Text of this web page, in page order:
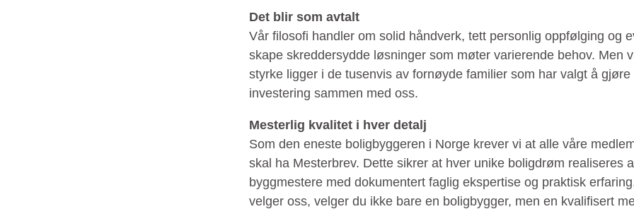
Det blir som avtalt
Vår filosofi handler om solid håndverk, tett personlig oppfølging og
skape skreddersydde løsninger som møter varierende behov. Men
styrke ligger i de tusenvis av fornøyde familier som har valgt å gjøre
investering sammen med oss.
Mesterlig kvalitet i hver detalj
Som den eneste boligbyggeren i Norge krever vi at alle våre
skal ha Mesterbrev. Dette sikrer at hver unike boligdrøm realiseres
byggmestere med dokumentert faglig ekspertise og praktisk
velger oss, velger du ikke bare en boligbygger, men en kvalifisert